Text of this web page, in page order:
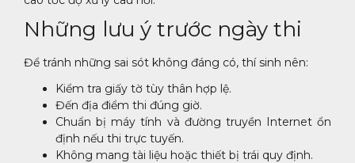
Những lưu ý trước ngày thi
Để tránh những sai sót không đáng có, thí sinh nên:
Kiểm tra giấy tờ tùy thân hợp lệ.
Đến địa điểm thi đúng giờ.
Chuẩn bị máy tính và đường truyền Internet ổn
định nếu thi trực tuyến.
Không mang tài liệu hoặc thiết bị trái quy định.